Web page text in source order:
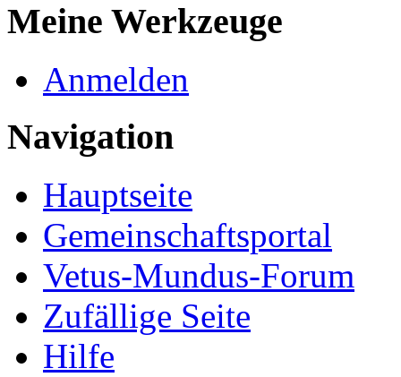
Meine Werkzeuge
Anmelden
Navigation
Hauptseite
Gemeinschaftsportal
Vetus-Mundus-Forum
Zufällige Seite
Hilfe